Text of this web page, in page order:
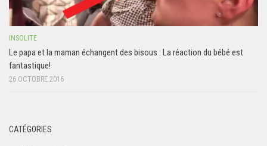
INSOLITE
Le papa et la maman échangent des bisous : La réaction du bébé est
fantastique!
26 OCTOBRE 2016
CATÉGORIES